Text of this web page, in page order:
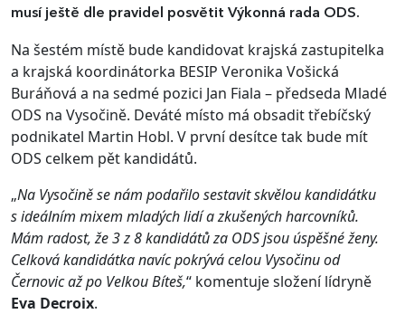
musí ještě dle pravidel posvětit Výkonná rada ODS.
Na šestém místě bude kandidovat krajská zastupitelka
a krajská koordinátorka BESIP Veronika Vošická
Buráňová a na sedmé pozici Jan Fiala – předseda Mladé
ODS na Vysočině. Deváté místo má obsadit třebíčský
podnikatel Martin Hobl. V první desítce tak bude mít
ODS celkem pět kandidátů.
„Na Vysočině se nám podařilo sestavit skvělou kandidátku
s ideálním mixem mladých lidí a zkušených harcovníků.
Mám radost, že 3 z 8 kandidátů za ODS jsou úspěšné ženy.
Celková kandidátka navíc pokrývá celou Vysočinu od
Černovic až po Velkou Bíteš,“ komentuje složení lídryně
Eva Decroix.